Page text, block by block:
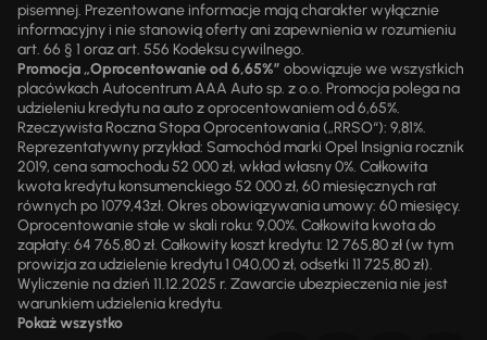
pisemnej. Prezentowane informacje mają charakter wyłącznie
informacyjny i nie stanowią oferty ani zapewnienia w rozumieniu
art. 66 § 1 oraz art. 556 Kodeksu cywilnego.
Promocja „Oprocentowanie od 6,65%” obowiązuje we wszystkich
placówkach Autocentrum AAA Auto sp. z o.o. Promocja polega na
udzieleniu kredytu na auto z oprocentowaniem od 6,65%.
Rzeczywista Roczna Stopa Oprocentowania („RRSO“): 9,81%.
Reprezentatywny przykład: Samochód marki Opel Insignia rocznik
2019, cena samochodu 52 000 zł, wkład własny 0%. Całkowita
kwota kredytu konsumenckiego 52 000 zł, 60 miesięcznych rat
równych po 1079,43zł. Okres obowiązywania umowy: 60 miesięcy.
Oprocentowanie stałe w skali roku: 9,00%. Całkowita kwota do
zapłaty: 64 765,80 zł. Całkowity koszt kredytu: 12 765,80 zł (w tym
prowizja za udzielenie kredytu 1 040,00 zł, odsetki 11 725,80 zł).
Wyliczenie na dzień 11.12.2025 r. Zawarcie ubezpieczenia nie jest
warunkiem udzielenia kredytu.
Pokaż wszystko